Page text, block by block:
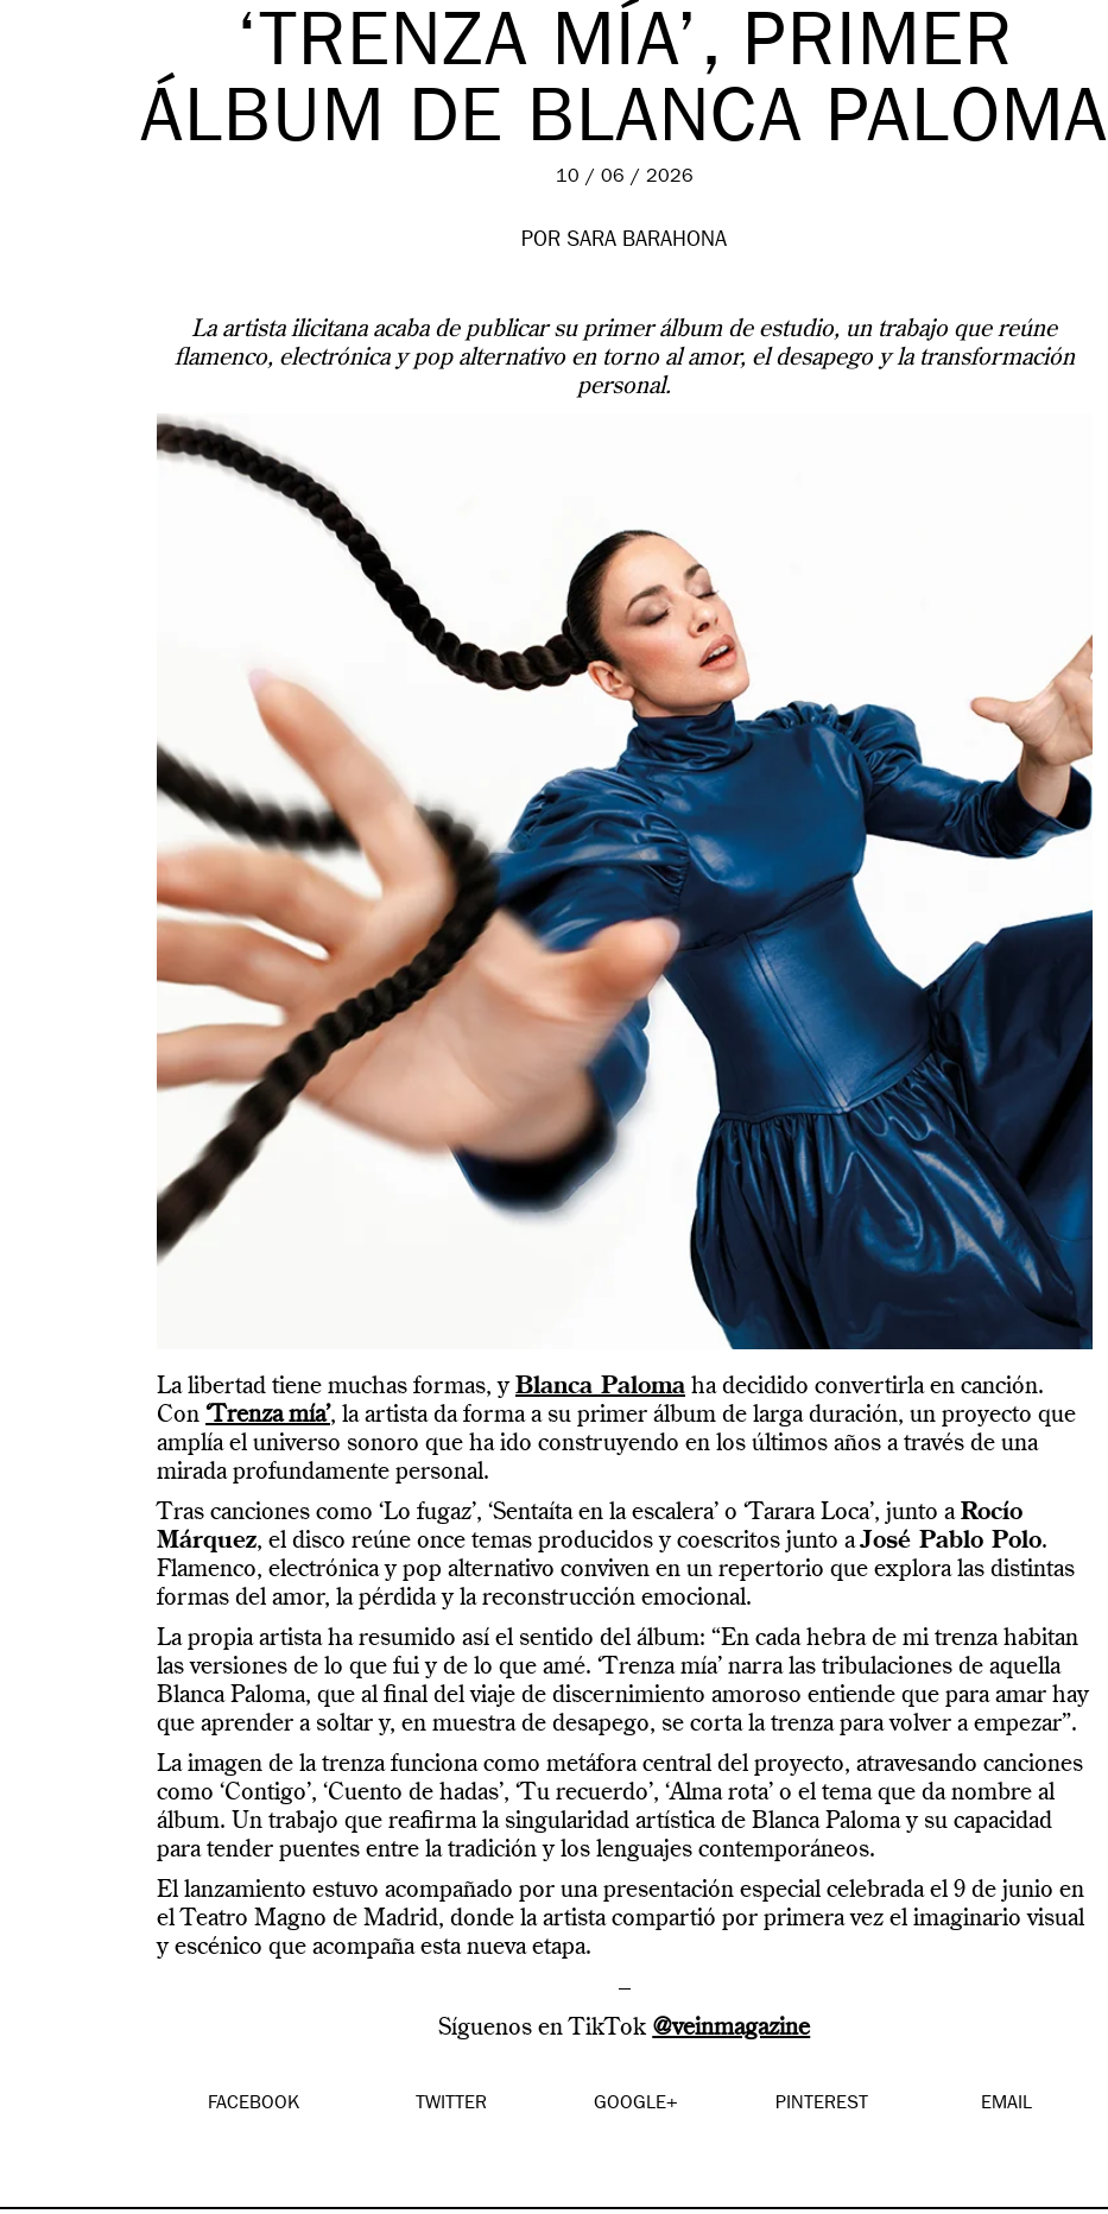
‘TRENZA MÍA’, PRIMER
ÁLBUM DE BLANCA PALOMA
10 / 06 / 2026
POR SARA BARAHONA
La artista ilicitana acaba de publicar su primer álbum de estudio, un trabajo que reúne
flamenco, electrónica y pop alternativo en torno al amor, el desapego y la transformación
personal.
La libertad tiene muchas formas, y Blanca Paloma ha decidido convertirla en canción.
Con ‘Trenza mía’, la artista da forma a su primer álbum de larga duración, un proyecto que
amplía el universo sonoro que ha ido construyendo en los últimos años a través de una
mirada profundamente personal.
Tras canciones como ‘Lo fugaz’, ‘Sentaíta en la escalera’ o ‘Tarara Loca’, junto a Rocío
Márquez, el disco reúne once temas producidos y coescritos junto aJosé Pablo Polo.
Flamenco, electrónica y pop alternativo conviven en un repertorio que explora las distintas
formas del amor, la pérdida y la reconstrucción emocional.
La propia artista ha resumido así el sentido del álbum: “En cada hebra de mi trenza habitan
las versiones de lo que fui y de lo que amé. ‘Trenza mía’ narra las tribulaciones de aquella
Blanca Paloma, que al final del viaje de discernimiento amoroso entiende que para amar hay
que aprender a soltar y, en muestra de desapego, se corta la trenza para volver a empezar”.
La imagen de la trenza funciona como metáfora central del proyecto, atravesando canciones
como ‘Contigo’, ‘Cuento de hadas’, ‘Tu recuerdo’, ‘Alma rota’ o el tema que da nombre al
álbum. Un trabajo que reafirma la singularidad artística de Blanca Paloma y su capacidad
para tender puentes entre la tradición y los lenguajes contemporáneos.
El lanzamiento estuvo acompañado por una presentación especial celebrada el 9 de junio en
el Teatro Magno de Madrid, donde la artista compartió por primera vez el imaginario visual
y escénico que acompaña esta nueva etapa.
–
Síguenos en TikTok @veinmagazine
FACEBOOK TWITTER GOOGLE+ PINTEREST EMAIL